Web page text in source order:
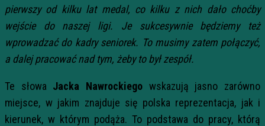
pierwszy od kilku lat medal, co kilku z nich dało choćby
wejście do naszej ligi. Je sukcesywnie będziemy też
wprowadzać do kadry seniorek. To musimy zatem połączyć,
a dalej pracować nad tym, żeby to był zespół.
Te słowa Jacka Nawrockiego wskazują jasno zarówno
miejsce, w jakim znajduje się polska reprezentacja, jak i
kierunek, w którym podąża. To podstawa do pracy, którą